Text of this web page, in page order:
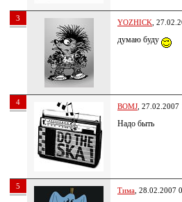
3 YOZHICK ,
думаю буду
4 BOMJ ,
Надо быть
5 Тима , 28.02.2007